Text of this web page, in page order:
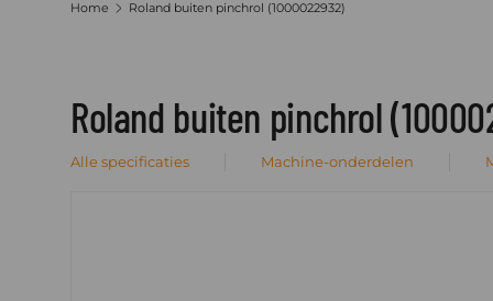
Home Roland buiten pinchrol (1000022932)
Roland buiten pinchrol
Alle specificaties Machine-onderdelen